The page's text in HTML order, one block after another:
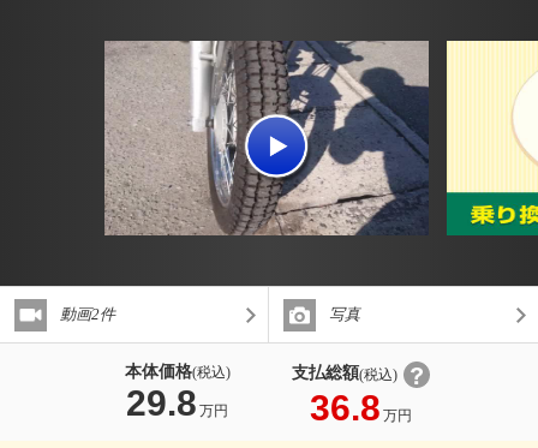
動画2件 写真
本体価格(税込)
29.8 万円
支払総額(税込)
36.8 万円